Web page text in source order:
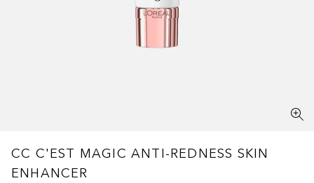
CC C'EST MAGIC ANTI-REDNESS SKIN
ENHANCER